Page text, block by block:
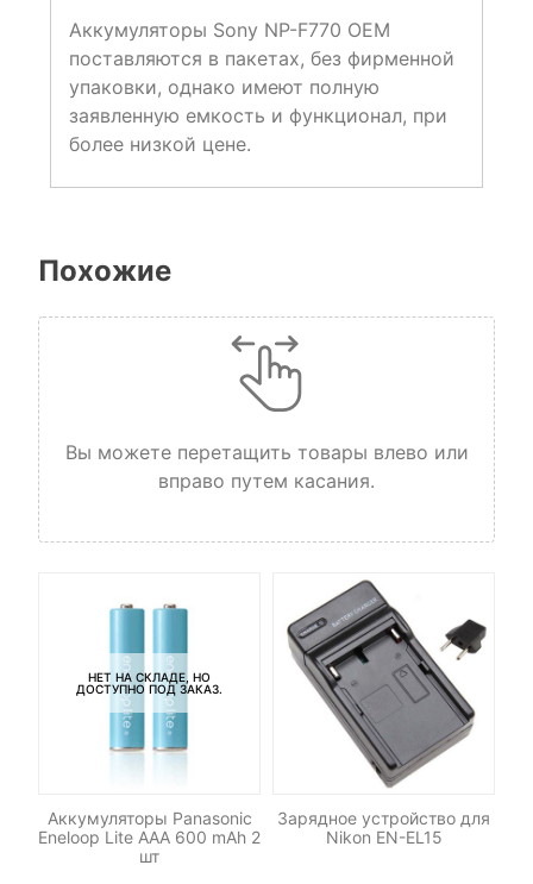
Аккумуляторы Sony NP-F770 OEM
поставляются в пакетах, без фирменной
упаковки, однако имеют полную
заявленную емкость и функционал, при
более низкой цене.
Похожие
Вы можете перетащить товары влево или
вправо путем касания.
НЕТ НА СКЛАДЕ, НО
ДОСТУПНО ПОД ЗАКАЗ.
Аккумуляторы Panasonic
Eneloop Lite AAA 600 mAh 2
шт
Зарядное устройство для
Nikon EN-EL15